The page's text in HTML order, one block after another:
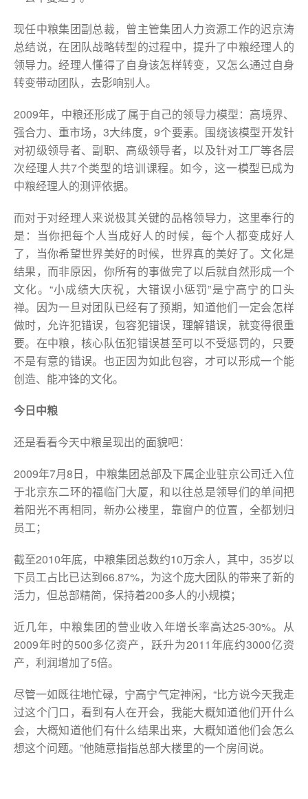
现任中粮集团副总裁，曾主管集团人力资源工作的迟京涛
总结说，在团队战略转型的过程中，提升了中粮经理人的
领导力。经理人懂得了自身该怎样转变，又怎么通过自身
转变带动团队，去影响别人。
2009年，中粮还形成了属于自己的领导力模型：高境界、
强合力、重市场，3大纬度，9个要素。围绕该模型开发针
对初级领导者、副职、高级领导者，以及针对工厂等各层
次经理人共7个类型的培训课程。如今，这一模型已成为
中粮经理人的测评依据。
而对于对经理人来说极其关键的品格领导力，这里奉行的
是：当你把每个人当成好人的时候，每个人都变成好人
了，当你希望世界美好的时候，世界真的美好了。文化是
结果，而非原因，你所有的事做完了以后就自然形成一个
文化。“小成绩大庆祝，大错误小惩罚”是宁高宁的口头
禅。因为一旦对团队已经有了预期，知道他们一定会怎样
做时，允许犯错误，包容犯错误，理解错误，就变得很重
要。在中粮，核心队伍犯错误甚至可以不受惩罚的，只要
不是有意的错误。也正因为如此包容，才可以形成一个能
创造、能冲锋的文化。
今日中粮
还是看看今天中粮呈现出的面貌吧：
2009年7月8日，中粮集团总部及下属企业驻京公司迁入位
于北京东二环的福临门大厦，和以往总是领导们的单间把
着阳光不再相同，新办公楼里，靠窗户的位置，全都划归
员工；
截至2010年底，中粮集团总数约10万余人，其中，35岁以
下员工占比已达到66.87%，为这个庞大团队的带来了新的
活力，但总部精简，保持着200多人的小规模；
近几年，中粮集团的营业收入年增长率高达25-30%。从
2009年时的500多亿资产，跃升为2011年底约3000亿资
产，利润增加了5倍。
尽管一如既往地忙碌，宁高宁气定神闲，“比方说今天我走
过这个门口，看到有人在开会，我能大概知道他们开什么
会，大概知道他们有什么结果出来，大概知道他们会怎么
想这个问题。”他随意指指总部大楼里的一个房间说。